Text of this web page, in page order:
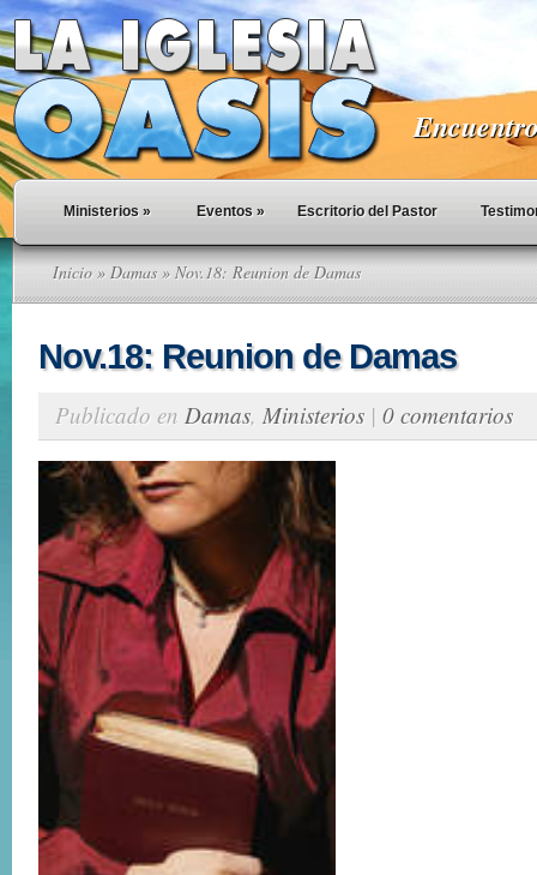
Ministerios » Eventos » Escritorio del Pastor
Inicio » Damas» Nov.18: Reunion de Damas
Nov.18: Reunion de Damas
Publicado en Damas, Ministerios | 0 comentarios